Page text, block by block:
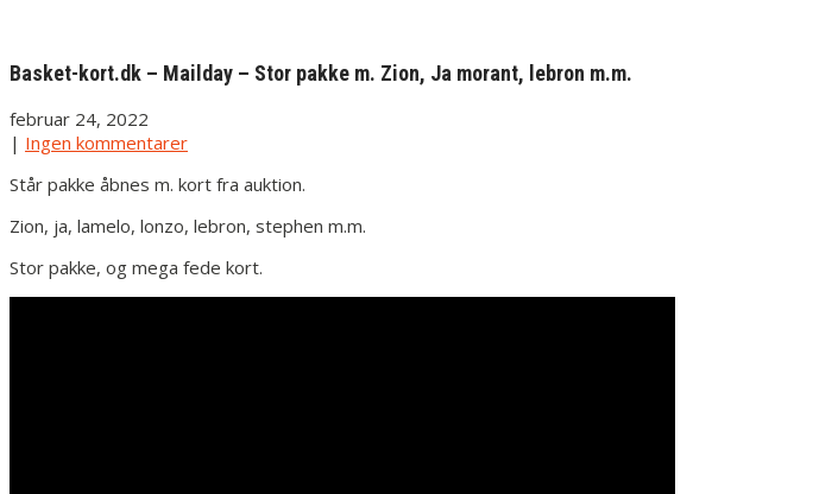
Basket-kort.dk – Mailday – Stor pakke m. Zion, Ja morant, lebron m.m.
februar 24, 2022
| Ingen kommentarer
Står pakke åbnes m. kort fra auktion.
Zion, ja, lamelo, lonzo, lebron, stephen m.m.
Stor pakke, og mega fede kort.